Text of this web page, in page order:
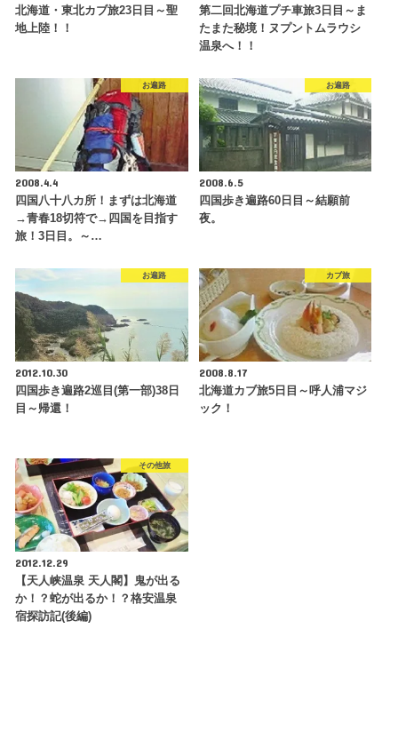
北海道・東北カブ旅23日目～聖
地上陸！！
第二回北海道プチ車旅3日目～ま
たまた秘境！ヌプントムラウシ
温泉へ！！
お遍路
2008.4.4
四国八十八カ所！まずは北海道
→青春18切符で→四国を目指す
旅！3日目。～…
お遍路
2008.6.5
四国歩き遍路60日目～結願前
夜。
お遍路
2012.10.30
四国歩き遍路2巡目(第一部)38日
目～帰還！
カブ旅
2008.8.17
北海道カブ旅5日目～呼人浦マジ
ック！
その他旅
2012.12.29
【天人峡温泉 天人閣】鬼が出る
か！？蛇が出るか！？格安温泉
宿探訪記(後編)